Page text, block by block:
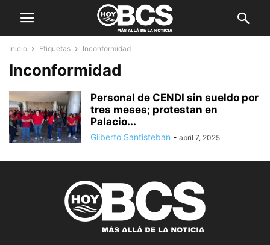
Inicio Etiquetas Inconformidad
Inconformidad
Personal de CENDI sin sueldo por
tres meses; protestan en
Palacio...
Gilberto Santisteban - abril 7, 2025